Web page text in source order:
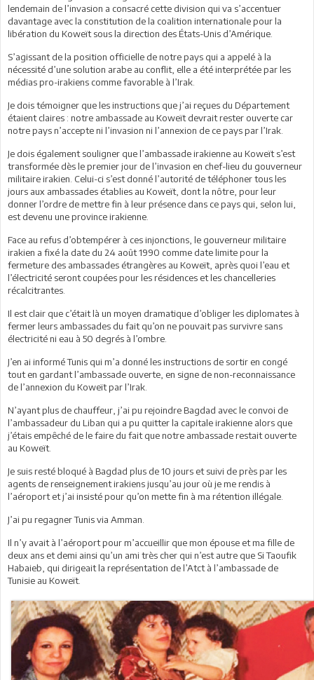
lendemain de l’invasion a consacré cette division qui va s’accentuer
davantage avec la constitution de la coalition internationale pour la
libération du Koweït sous la direction des États-Unis d’Amérique.
S’agissant de la position officielle de notre pays qui a appelé à la
nécessité d’une solution arabe au conflit, elle a été interprétée par les
médias pro-irakiens comme favorable à l’Irak.
Je dois témoigner que les instructions que j’ai reçues du Département
étaient claires : notre ambassade au Koweït devrait rester ouverte car
notre pays n’accepte ni l’invasion ni l’annexion de ce pays par l’Irak.
Je dois également souligner que l’ambassade irakienne au Koweït s’est
transformée dès le premier jour de l’invasion en chef-lieu du gouverneur
militaire irakien. Celui-ci s’est donné l’autorité de téléphoner tous les
jours aux ambassades établies au Koweït, dont la nôtre, pour leur
donner l’ordre de mettre fin à leur présence dans ce pays qui, selon lui,
est devenu une province irakienne.
Face au refus d’obtempérer à ces injonctions, le gouverneur militaire
irakien a fixé la date du 24 août 1990 comme date limite pour la
fermeture des ambassades étrangères au Koweït, après quoi l’eau et
l’électricité seront coupées pour les résidences et les chancelleries
récalcitrantes.
Il est clair que c’était là un moyen dramatique d’obliger les diplomates à
fermer leurs ambassades du fait qu’on ne pouvait pas survivre sans
électricité ni eau à 50 degrés à l’ombre.
J’en ai informé Tunis qui m’a donné les instructions de sortir en congé
tout en gardant l’ambassade ouverte, en signe de non-reconnaissance
de l’annexion du Koweït par l’Irak.
N’ayant plus de chauffeur, j’ai pu rejoindre Bagdad avec le convoi de
l’ambassadeur du Liban qui a pu quitter la capitale irakienne alors que
j’étais empêché de le faire du fait que notre ambassade restait ouverte
au Koweït.
Je suis resté bloqué à Bagdad plus de 10 jours et suivi de près par les
agents de renseignement irakiens jusqu’au jour où je me rendis à
l’aéroport et j’ai insisté pour qu’on mette fin à ma rétention illégale.
J’ai pu regagner Tunis via Amman.
Il n’y avait à l’aéroport pour m’accueillir que mon épouse et ma fille de
deux ans et demi ainsi qu’un ami très cher qui n’est autre que Si Taoufik
Habaieb, qui dirigeait la représentation de l’Atct à l’ambassade de
Tunisie au Koweït.